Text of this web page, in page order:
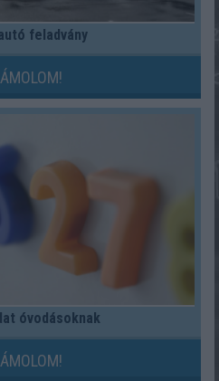
feladvány
óvodásoknak